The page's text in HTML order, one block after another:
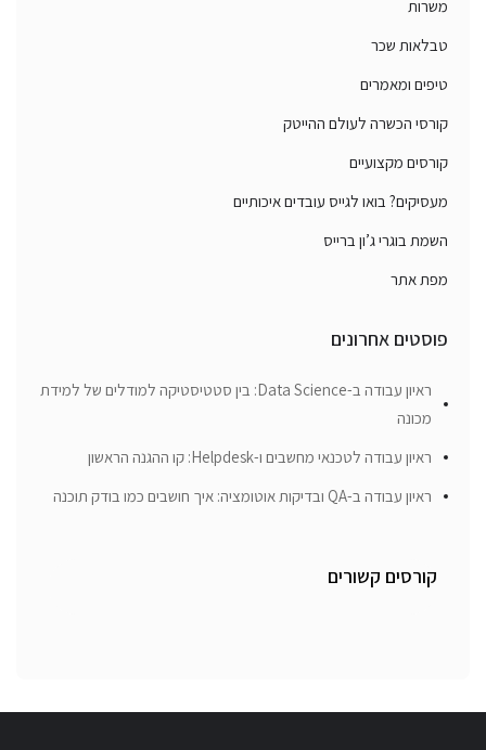
משרות
טבלאות שכר
טיפים ומאמרים
קורסי הכשרה לעולם ההייטק
קורסים מקצועיים
מעסיקים? בואו לגייס עובדים איכותיים
השמת בוגרי ג’ון ברייס
מפת אתר
פוסטים אחרונים
ראיון עבודה ב-Data Science: בין סטטיסטיקה למודלים של למידת
מכונה
ראיון עבודה לטכנאי מחשבים ו-Helpdesk: קו ההגנה הראשון
ראיון עבודה ב-QA ובדיקות אוטומציה: איך חושבים כמו בודק תוכנה
קורסים קשורים